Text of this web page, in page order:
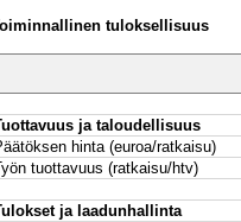
tuloksellisuus
ja taloudellisuus
hinta (euroa/ratkaisu)
tuottavuus (ratkaisu/htv)
ja laadunhallinta